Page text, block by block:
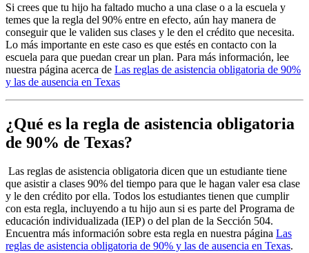
Si crees que tu hijo ha faltado mucho a una clase o a la escuela y
temes que la regla del 90% entre en efecto, aún hay manera de
conseguir que le validen sus clases y le den el crédito que necesita.
Lo más importante en este caso es que estés en contacto con la
escuela para que puedan crear un plan. Para más información, lee
nuestra página acerca de Las reglas de asistencia obligatoria de 90%
y las de ausencia en Texas
¿Qué es la regla de asistencia obligatoria
de 90% de Texas?
Las reglas de asistencia obligatoria dicen que un estudiante tiene
que asistir a clases 90% del tiempo para que le hagan valer esa clase
y le den crédito por ella. Todos los estudiantes tienen que cumplir
con esta regla, incluyendo a tu hijo aun si es parte del Programa de
educación individualizada (IEP) o del plan de la Sección 504.
Encuentra más información sobre esta regla en nuestra página Las
reglas de asistencia obligatoria de 90% y las de ausencia en Texas.